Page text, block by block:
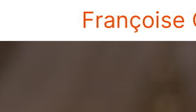
Françoise